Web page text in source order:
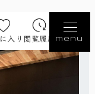
入り 閲覧履歴 menu